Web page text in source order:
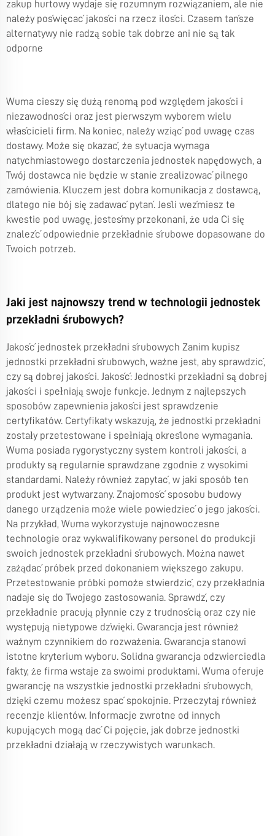
zakup hurtowy wydaje się rozumnym rozwiązaniem, ale nie
należy poświęcać jakości na rzecz ilości. Czasem tańsze
alternatywy nie radzą sobie tak dobrze ani nie są tak
odporne
Wuma cieszy się dużą renomą pod względem jakości i
niezawodności oraz jest pierwszym wyborem wielu
właścicieli firm. Na koniec, należy wziąć pod uwagę czas
dostawy. Może się okazać, że sytuacja wymaga
natychmiastowego dostarczenia jednostek napędowych, a
Twój dostawca nie będzie w stanie zrealizować pilnego
zamówienia. Kluczem jest dobra komunikacja z dostawcą,
dlatego nie bój się zadawać pytań. Jeśli weźmiesz te
kwestie pod uwagę, jesteśmy przekonani, że uda Ci się
znaleźć odpowiednie przekładnie śrubowe dopasowane do
Twoich potrzeb.
Jaki jest najnowszy trend w technologii jednostek
przekładni śrubowych?
Jakość jednostek przekładni śrubowych Zanim kupisz
jednostki przekładni śrubowych, ważne jest, aby sprawdzić,
czy są dobrej jakości. Jakość: Jednostki przekładni są dobrej
jakości i spełniają swoje funkcje. Jednym z najlepszych
sposobów zapewnienia jakości jest sprawdzenie
certyfikatów. Certyfikaty wskazują, że jednostki przekładni
zostały przetestowane i spełniają określone wymagania.
Wuma posiada rygorystyczny system kontroli jakości, a
produkty są regularnie sprawdzane zgodnie z wysokimi
standardami. Należy również zapytać, w jaki sposób ten
produkt jest wytwarzany. Znajomość sposobu budowy
danego urządzenia może wiele powiedzieć o jego jakości.
Na przykład, Wuma wykorzystuje najnowoczesne
technologie oraz wykwalifikowany personel do produkcji
swoich jednostek przekładni śrubowych. Można nawet
zażądać próbek przed dokonaniem większego zakupu.
Przetestowanie próbki pomoże stwierdzić, czy przekładnia
nadaje się do Twojego zastosowania. Sprawdź, czy
przekładnie pracują płynnie czy z trudnością oraz czy nie
występują nietypowe dźwięki. Gwarancja jest również
ważnym czynnikiem do rozważenia. Gwarancja stanowi
istotne kryterium wyboru. Solidna gwarancja odzwierciedla
fakty, że firma wstaje za swoimi produktami. Wuma oferuje
gwarancję na wszystkie jednostki przekładni śrubowych,
dzięki czemu możesz spać spokojnie. Przeczytaj również
recenzje klientów. Informacje zwrotne od innych
kupujących mogą dać Ci pojęcie, jak dobrze jednostki
przekładni działają w rzeczywistych warunkach.